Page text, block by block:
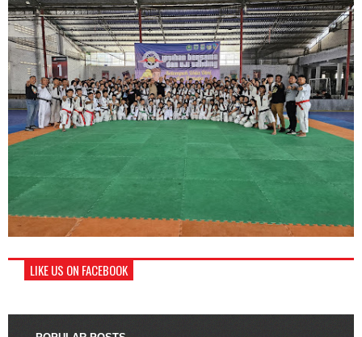
LIKE US ON FACEBOOK